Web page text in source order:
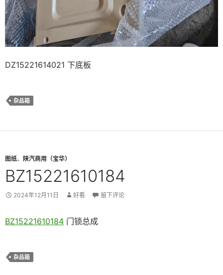
DZ15221614021 下底板
杂品箱
图纸、 陕汽商用（宝华）
BZ15221610184
2024年12月11日 好看 留下评论
BZ15221610184 门锁总成
杂品箱